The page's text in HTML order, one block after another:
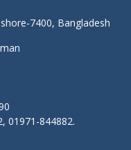
7400, Bangladesh
01971-844882.